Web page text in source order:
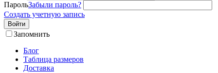
ПарольЗабыли пароль?
Создать учетную запись
Войти
Запомнить
Блог
Таблица размеров
Доставка